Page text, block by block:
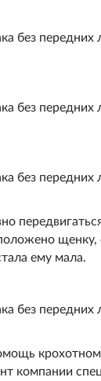
щенку,
ему мала.
компании